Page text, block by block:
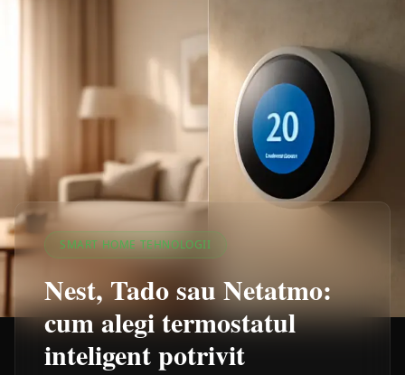
SMART HOME TEHNOLOGII
Nest, Tado sau Netatmo:
cum alegi termostatul
inteligent potrivit